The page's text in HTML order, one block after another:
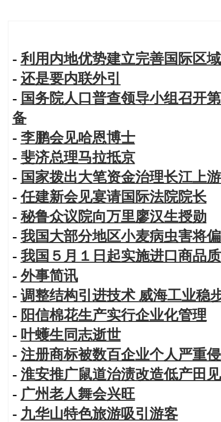
-利用内地优势建立完善国际区
- 还是要内联外引
- 国务院人口普查领导小组召开
备
- 李鹏会见哈恩博士
- 斐济总理马拉抵京
- 国家拨出大笔资金治理长江上
-任建新会见宴请国际法院院长
- 秘鲁众议院向万里廖汉生授勋
- 我国大部分地区小麦病虫害将
- 我国５月１日起实施进口商品
- 外事简讯
- 调整结构引进技术 威海工业稳
- 阳信棉花生产实行企业化管理
- 叶蠖生同志逝世
- 注册商标被数百企业个人严重
- 淮安推广鼠道治渍改造低产田
- 广州老人舞会兴旺
- 九华山特色旅游吸引游客